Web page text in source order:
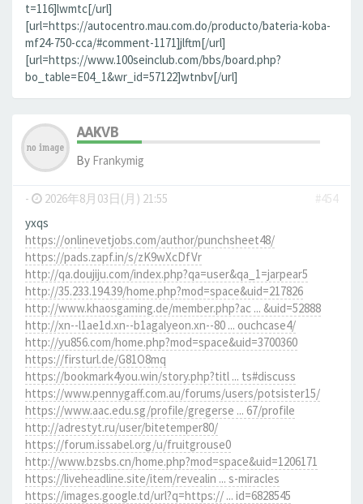
t=116]lwmtc[/url]
[url=https://autocentro.mau.com.do/producto/bateria-koba-
mf24-750-cca/#comment-1171]jlftm[/url]
[url=https://www.100seinclub.com/bbs/board.php?
bo_table=E04_1&wr_id=57122]wtnbv[/url]
AAKVB
By Frankymig
- 2026年8月03日(月) 21:55
#454
yxqs
https://onlinevetjobs.com/author/punchsheet48/
https://pads.zapf.in/s/zK9wXcDfVr
http://qa.doujiju.com/index.php?qa=user&qa_1=jarpear5
http://35.233.194.39/home.php?mod=space&uid=217826
http://www.khaosgaming.de/member.php?ac ... &uid=52888
http://xn--l1ae1d.xn--b1agalyeon.xn--80 ... ouchcase4/
http://yu856.com/home.php?mod=space&uid=3700360
https://firsturl.de/G81O8mq
https://bookmark4you.win/story.php?titl ... ts#discuss
https://www.pennygaff.com.au/forums/users/potsister15/
https://www.aac.edu.sg/profile/gregerse ... 67/profile
http://adrestyt.ru/user/bitetemper80/
https://forum.issabel.org/u/fruitgrouse0
http://www.bzsbs.cn/home.php?mod=space&uid=1206171
https://liveheadline.site/item/revealin ... s-miracles
https://images.google.td/url?q=https:// ... id=6828545